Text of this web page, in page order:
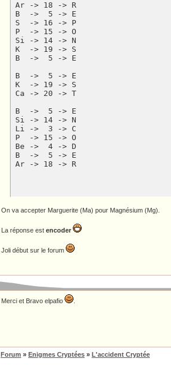
Ar -> 18 -> R
B  ->  5 -> E
S  -> 16 -> P
P  -> 15 -> O
Si -> 14 -> N
K  -> 19 -> S
B  ->  5 -> E
B  ->  5 -> E
K  -> 19 -> S
Ca -> 20 -> T
B  ->  5 -> E
Si -> 14 -> N
Li ->  3 -> C
P  -> 15 -> O
Be ->  4 -> D
B  ->  5 -> E
Ar -> 18 -> R
On va accepter Marguerite (Ma) pour Magnésium (Mg).
La réponse est encoder
Joli début sur le forum
Merci et Bravo elpafio
Forum » Enigmes Cryptées » L'accident Cryptée